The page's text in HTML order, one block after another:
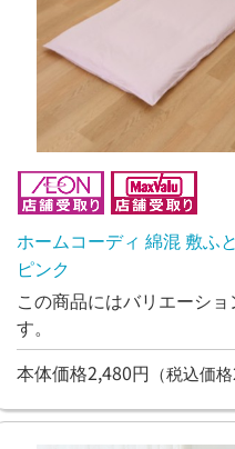
ホームコーディ 綿混 敷ふ
ピンク
この商品にはバリエーショ
す。
本体価格2,480円 （税込価